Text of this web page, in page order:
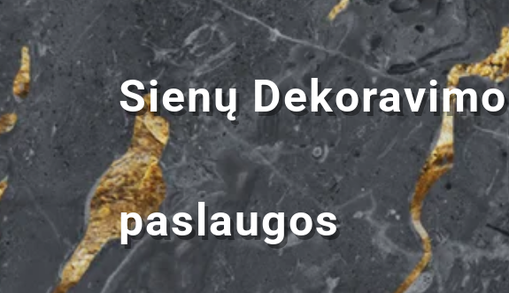
SienųDekoravimo
paslaugos